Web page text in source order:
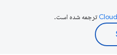
ترجمه شده است.